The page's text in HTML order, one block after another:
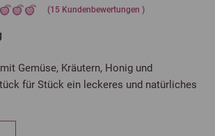
(15Kundenbewertungen )
Gemüse, Kräutern, Honig und
für Stück ein leckeres und natürliches